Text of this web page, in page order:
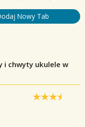
Nowy Tab
i chwyty ukulele w